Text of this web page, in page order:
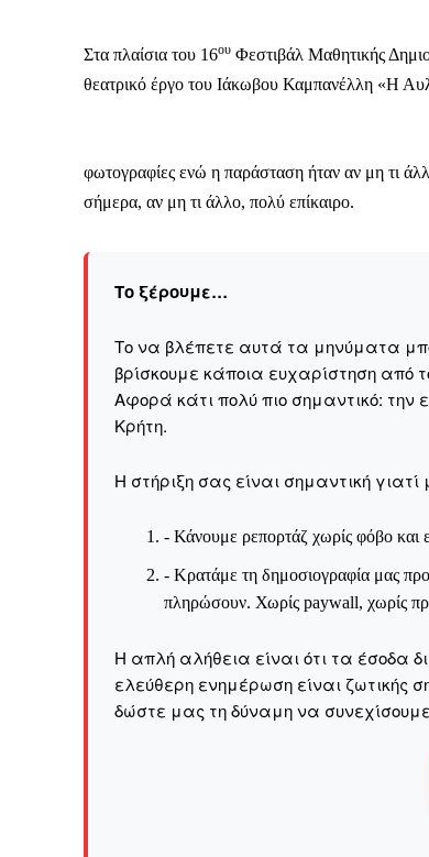
Στα πλαίσια του 16ου Φεστιβάλ Μαθητικής
θεατρικό έργο του Ιάκωβου Καμπανέλλη «Η
φωτογραφίες ενώ η παράσταση ήταν αν μη τι
σήμερα, αν μη τι άλλο, πολύ επίκαιρο.
Το ξέρουμε…
Το να βλέπετε αυτά τα μηνύματα
βρίσκουμε κάποια ευχαρίστηση
Αφορά κάτι πολύ πιο σημαντικό: την
Kρήτη.
Η στήριξη σας είναι σημαντική
- Κάνουμε ρεπορτάζ χωρίς φόβο και
- Κρατάμε τη δημοσιογραφία μας
πληρώσουν. Χωρίς paywall, χωρίς
Η απλή αλήθεια είναι ότι τα έσοδα
ελεύθερη ενημέρωση είναι ζωτικής
δώστε μας τη δύναμη να